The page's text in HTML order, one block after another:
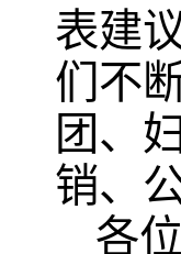
表建
们不
团、
销、
各